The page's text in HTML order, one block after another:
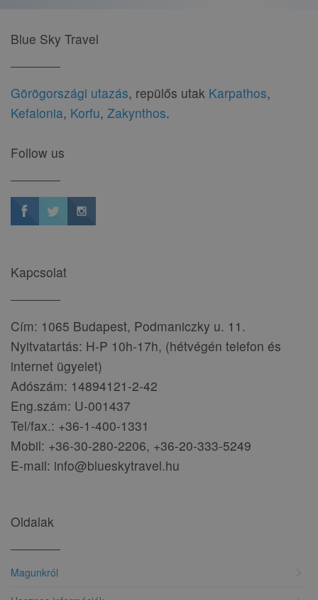
Blue Sky Travel
Görögországi utazás, repülős utak Karpathos,
Kefalonia, Korfu, Zakynthos.
Follow us
Kapcsolat
Cím: 1065 Budapest, Podmaniczky u. 11.
Nyitvatartás: H-P 10h-17h, (hétvégén telefon és
internet ügyelet)
Adószám: 14894121-2-42
Eng.szám: U-001437
Tel/fax.: +36-1-400-1331
Mobil: +36-30-280-2206, +36-20-333-5249
E-mail: info@blueskytravel.hu
Oldalak
Magunkról